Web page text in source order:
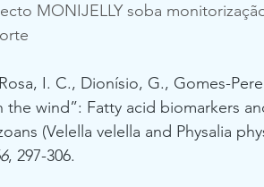
MONIJELLY soba
I. C., Dionísio, G., Gomes-
the wind”: Fatty acid biomarkers
(Velella velella and Physalia
, 297-306.